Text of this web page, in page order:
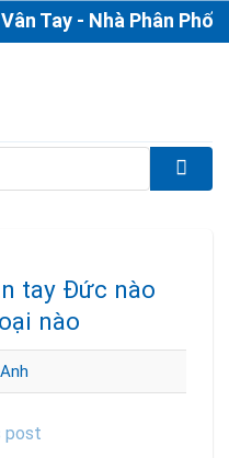
- Nhà Phân Phối &
tay Đức nào
nào
post